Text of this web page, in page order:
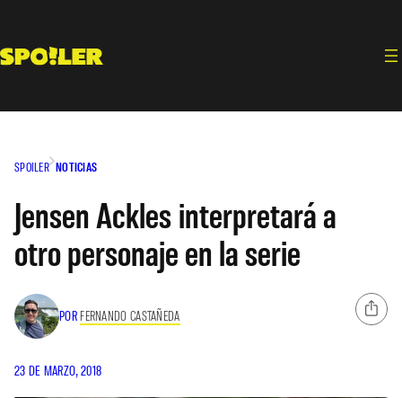
contenido
SPOILER NOTICIAS
Jensen Ackles interpretará a
otro personaje en la serie
POR FERNANDO CASTAÑEDA
23 DE MARZO, 2018